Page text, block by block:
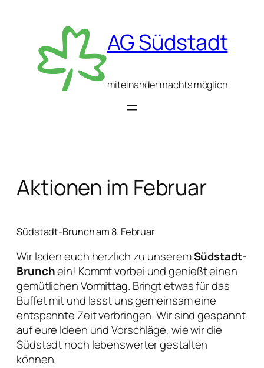
AG Südstadt
miteinander machts möglich
Aktionen im Februar
Südstadt-Brunch am 8. Februar
Wir laden euch herzlich zu unseremSüdstadt-
Brunchein! Kommt vorbei und genießt einen
gemütlichen Vormittag. Bringt etwas für das
Buffet mit und lasst uns gemeinsam eine
entspannte Zeit verbringen. Wir sind gespannt
auf eure Ideen und Vorschläge, wie wir die
Südstadt noch lebenswerter gestalten
können.